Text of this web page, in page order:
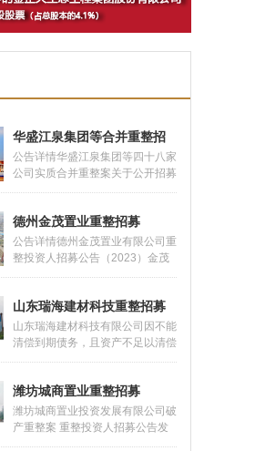
华盛江泉集团等合并重整招
募
公告详情华盛江泉集团等四十八家
公司实质合并重整案关于公开招募
和遴选重整投资人的公告 2023年
民法院（以下简称法院）依法裁定
受理华盛江泉集团有限公司的破产
重整申请，并于同日指定华盛江泉
下简称管
德州金茂置业重整招募
公告详情德州金茂置业有限公司重
整投资人招募公告（2023）金茂
破管字第18号2022年3月15日，
（以下简称“金茂公司”）不能清偿
到期债务，明显缺乏清偿能力为
由，向德州市德城区人民法院（以
月2日,德城区法院决定对金茂公司
启动预
山东瑞海建材科技重整招募
山东瑞海建材科技有限公司因不能
清偿到期债务，且资产不足以清偿
全部债务向山东省沂水县人民法院
法院于2022年7月29日作出
（2022）鲁1323破申5号民事裁
定书，裁定受理山东瑞海建材科技
潍坊城商置业重整招募
潍坊城商置业投资发展有限公司破
产重整案 重整投资人招募公告发
布时间：2023-02-07 10:37:37潍